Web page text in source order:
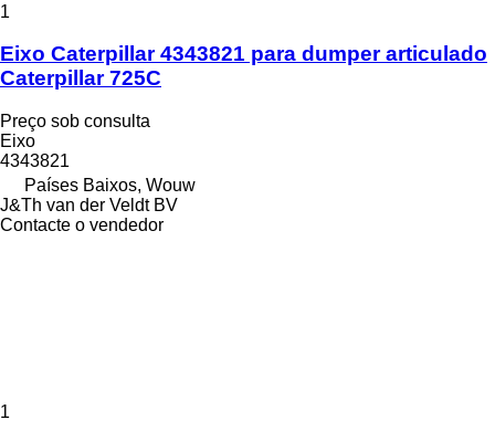
1
Eixo Caterpillar 4343821 para dumper articulado
Caterpillar 725C
Preço sob consulta
Eixo
4343821
Países Baixos, Wouw
J&Th van der Veldt BV
Contacte o vendedor
1